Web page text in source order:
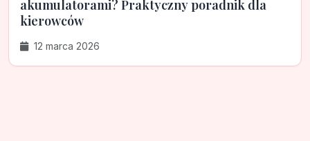
akumulatorami? Praktyczny poradnik dla
kierowców
12 marca 2026